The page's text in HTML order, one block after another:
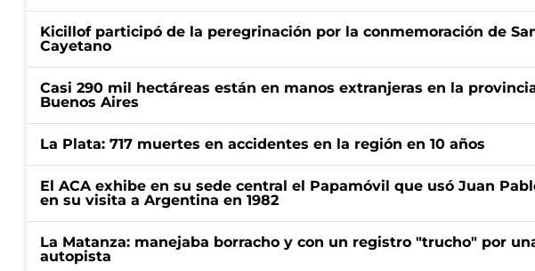
Kicillof participó de la peregrinación por la conmemoración de
Cayetano
Casi 290 mil hectáreas están en manos extranjeras en la
Buenos Aires
La Plata: 717 muertes en accidentes en la región en 10 años
El ACA exhibe en su sede central el Papamóvil que usó Juan
en su visita a Argentina en 1982
La Matanza: manejaba borracho y con un registro "trucho" por
autopista